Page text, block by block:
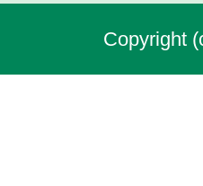
Copyright